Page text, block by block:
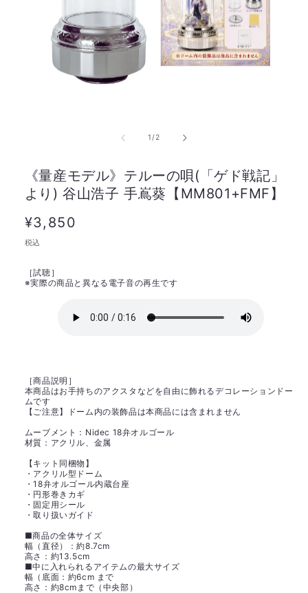
1/の
2
《量産モデル》テルーの唄(「ゲド戦記」
より) 谷山浩子 手嶌葵【MM801+FMF】
通
常
格
¥3,850
税込
［試聴］
※実際の商品と異なる電子音の再生です
［商品説明］
本商品はお手持ちのアクスタなどを自由に飾れるデコレーションドー
ムです
【ご注意】ドーム内の装飾品は本商品には含まれません
ムーブメント：Nidec 18弁オルゴール
材質：アクリル、金属
【キット同梱物】
・アクリル型ドーム
・18弁オルゴール内蔵台座
・円形巻きカギ
・固定用シール
・取り扱いガイド
■商品の全体サイズ
幅（直径）：約8.7cm
高さ：約13.5cm
■中に入れられるアイテムの最大サイズ
幅（底面：約6cm まで
高さ：約8cmまで（中央部）